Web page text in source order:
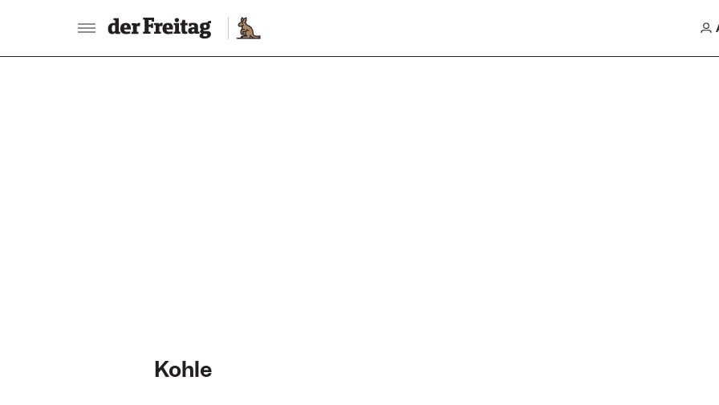
Kohle